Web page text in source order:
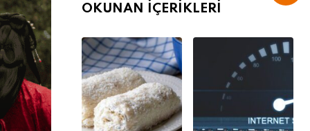
OKUNAN İÇERİKLERİ